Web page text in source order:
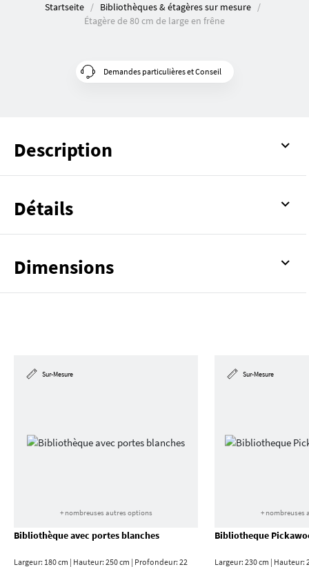
Startseite
Bibliothèques & étagères sur mesure
Étagère de 80 cm de large en frêne
Demandes particulières et Conseil
Description
Détails
Dimensions
Sur-Mesure
+ nombreuses autres options
Bibliothèque avec portes blanches
Largeur: 180 cm | Hauteur: 250 cm | Profondeur: 22
Sur-Mesure
+ nombreuses
Bibliotheque
Largeur: 230 cm | Hauteur: